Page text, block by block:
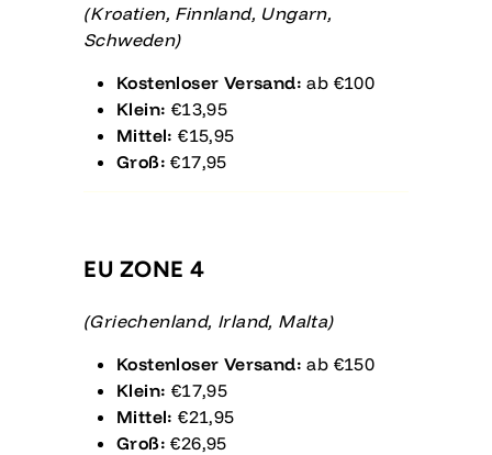
(Kroatien, Finnland, Ungarn,
Schweden)
Kostenloser Versand: ab €100
Klein: €13,95
Mittel: €15,95
Groß: €17,95
EU ZONE 4
(Griechenland, Irland, Malta)
Kostenloser Versand: ab €150
Klein: €17,95
Mittel: €21,95
Groß: €26,95